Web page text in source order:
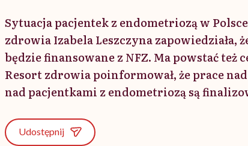
Sytuacja pacjentek z endometriozą w
zdrowia Izabela Leszczyna zapowiedziała,
będzie finansowane z NFZ. Ma powstać
Resort zdrowia poinformował, że prace
nad pacjentkami z endometriozą są
Udostępnij